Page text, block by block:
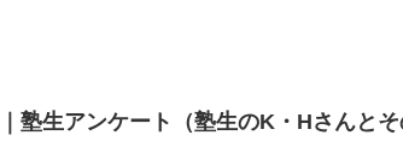
塾生アンケート（塾生のK・Hさんとそ